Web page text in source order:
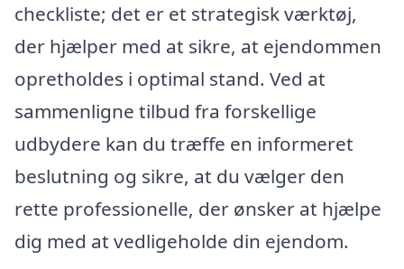
checkliste; det er et strategisk værktøj,
der hjælper med at sikre, at ejendommen
opretholdes i optimal stand. Ved at
sammenligne tilbud fra forskellige
udbydere kan du træffe en informeret
beslutning og sikre, at du vælger den
rette professionelle, der ønsker at hjælpe
dig med at vedligeholde din ejendom.